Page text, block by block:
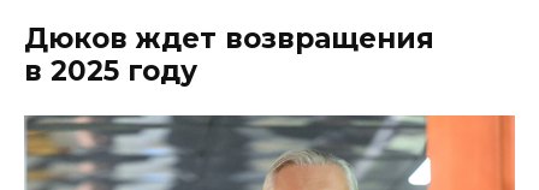
Дюков ждет возвращения
в 2025 году